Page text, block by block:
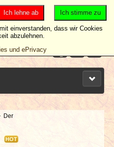
Der
HOT
Ich stimme zu
Ich lehne ab
einverstanden, dass wir Cookies
abzulehnen.
und ePrivacy